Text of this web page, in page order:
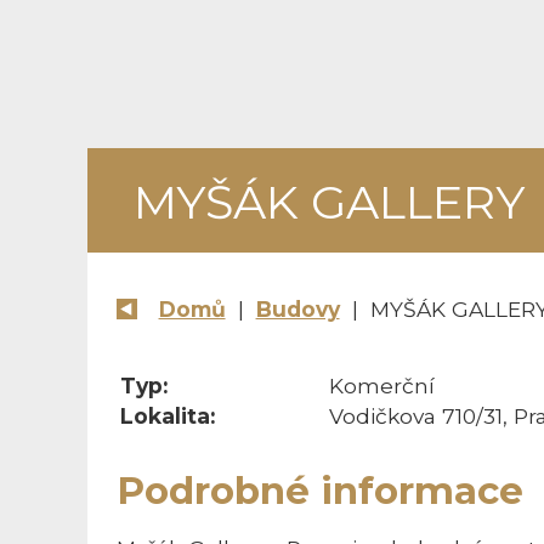
MYŠÁK GALLERY
Domů | Budovy| MYŠÁK
Typ:
Komerční
Lokalita:
Vodičkova 710/31,
Podrobné informace